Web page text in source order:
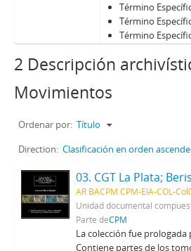
Término
Término
Término
2 Descripción
Movimientos
Ordenar por: Título
Direction: Clasificación en orden
03. CGT La Plata;
AR BACPM CPM-EIA-COL-
Unidad documental
Parte deCPM
La colección fue
Contiene partes de los